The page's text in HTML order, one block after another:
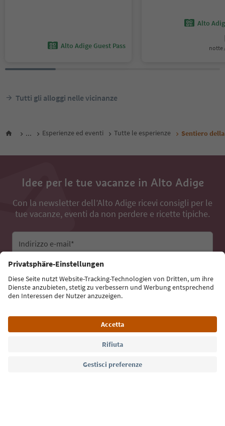
Alto Adige Guest Pass
Alto
notte
Tutti gli alloggi nelle vicinanze
... Esperienze ed eventi Tutte le esperienze Sentiero
Idee per le tue vacanze in Alto Adige
Con la newsletter dell’Alto Adige ricevi consigli per le
tue vacanze, eventi da non perdere e ricette tipiche.
Indirizzo e-mail*
Iscriviti alla newsletter